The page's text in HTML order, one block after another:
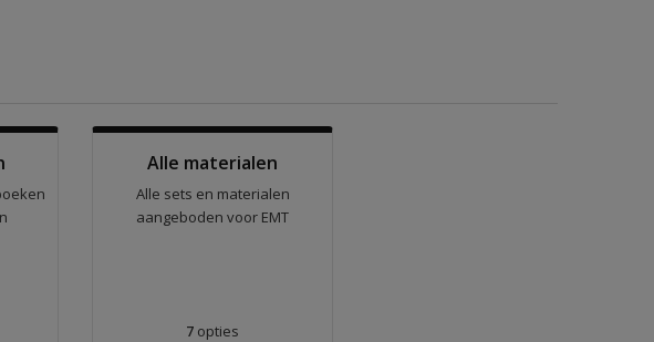
Alle materialen
Alle sets en materialen
aangeboden voor EMT
7 opties